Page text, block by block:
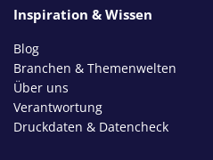
Inspiration & Wissen
Blog
Branchen & Themenwelten
Über uns
Verantwortung
Druckdaten & Datencheck